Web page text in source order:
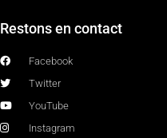
Restons en contact
Facebook
Twitter
YouTube
Instagram